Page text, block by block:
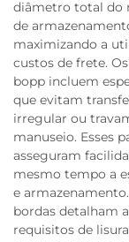
diâmetro total do
de
maximizando a
custos de frete.
bopp incluem
que evitam
irregular ou
manuseio. Esses
asseguram
mesmo tempo a
e
bordas detalham
requisitos de